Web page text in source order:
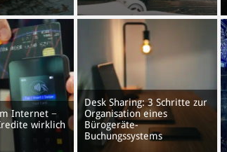
Internet −
wirklich
Desk Sharing: 3 Schritte zur
Organisation eines
Bürogeräte-
Buchungssystems